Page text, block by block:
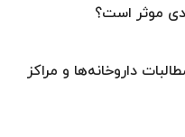
موثر است؟
مطالبات داروخانه‌ها و مراکز